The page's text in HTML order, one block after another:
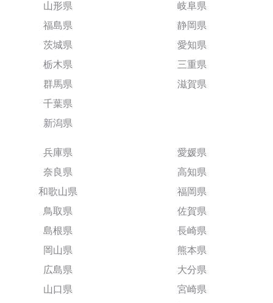
山形県
福島県
茨城県
栃木県
群馬県
千葉県
新潟県
岐阜県
静岡県
愛知県
三重県
滋賀県
兵庫県
奈良県
和歌山県
鳥取県
島根県
岡山県
広島県
山口県
愛媛県
高知県
福岡県
佐賀県
長崎県
熊本県
大分県
宮崎県